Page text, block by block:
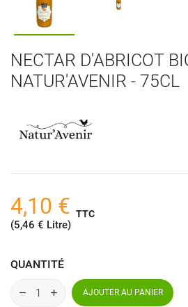
NECTAR D'ABRICOT
NATUR'AVENIR - 75CL
4,10 €
(5,46 € Litre)
TTC
QUANTITÉ
AJOUTER AU PANIER